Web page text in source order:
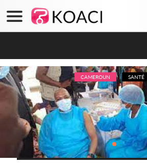
dépigmentants dangereux
CAMEROUN SANTÉ